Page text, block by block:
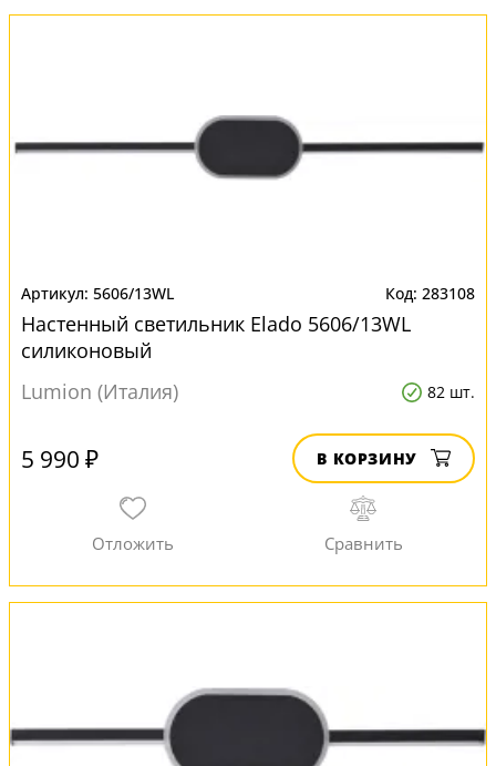
5606/13WL 283108
Настенный светильник Elado 5606/13WL
силиконовый
Lumion (Италия)
82 шт.
5 990 ₽ В КОРЗИНУ